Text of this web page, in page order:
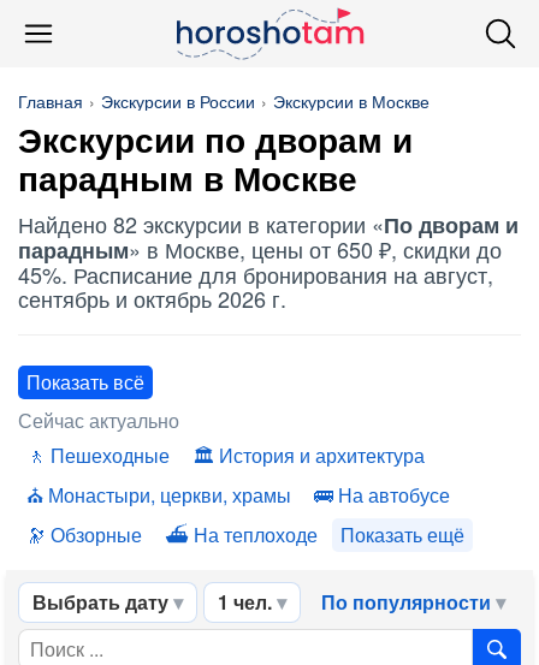
Главная Экскурсии в России Экскурсии в Москве
Экскурсии по дворам и
парадным в Москве
Найдено 82 экскурсии в категории «По дворам и
парадным» в Москве, цены от 650 ₽, скидки до
45%. Расписание для бронирования на август,
сентябрь и октябрь 2026 г.
Показать всё
Сейчас актуально
Пешеходные
История и архитектура
Монастыри, церкви, храмы
На автобусе
Обзорные
На теплоходе Показать ещё
Выбрать дату 1 чел. По популярности